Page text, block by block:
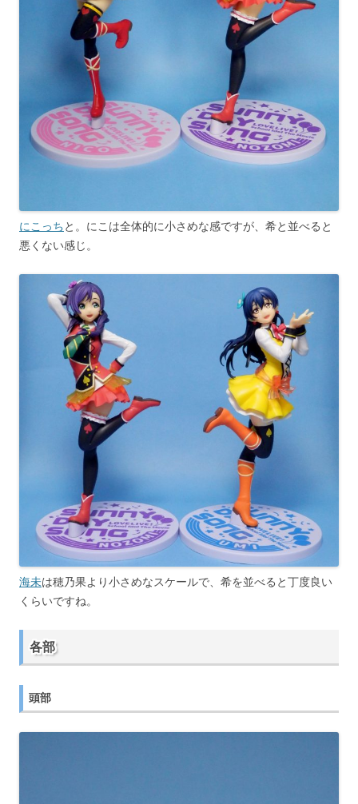
にこっちと。にこは全体的に小さめな感ですが、希と並べると
悪くない感じ。
海未は穂乃果より小さめなスケールで、希を並べると丁度良い
くらいですね。
各部
頭部